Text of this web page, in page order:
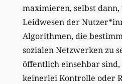
maximieren, selbst dann,
Leidwesen der
Algorithmen, die
sozialen Netzwerken zu
öffentlich einsehbar sind,
keinerlei Kontrolle oder